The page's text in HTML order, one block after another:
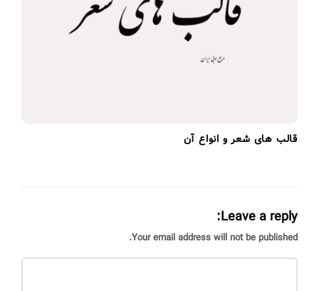
قالب های شعر و انواع آن
Leave a reply:
Your email address will not be published.